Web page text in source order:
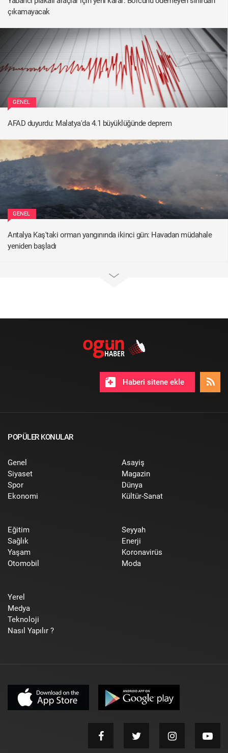
çıkamayacak
GENEL
AFAD duyurdu: Malatya'da 4.1 büyüklüğünde deprem
GENEL
Antalya Kaş'taki orman yangınında ikinci gün: Havadan müdahale
yeniden başladı
Haberi sitene ekle
POPÜLER KONULAR
Genel
Siyaset
Spor
Ekonomi
Asayiş
Magazin
Dünya
Kültür-Sanat
Eğitim
Sağlık
Yaşam
Otomobil
Seyyah
Enerji
Koronavirüs
Moda
Yerel
Medya
Teknoloji
Nasıl Yapılır ?